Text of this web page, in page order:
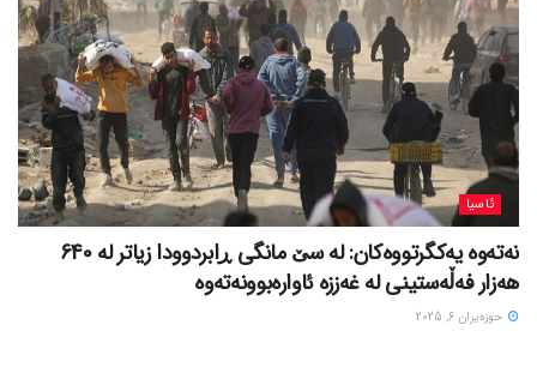
ئاسیا
نەتەوە یەکگرتووەکان: لە سێ مانگی ڕابردوودا زیاتر لە 640
هەزار فەڵەستینی لە غەززە ئاوارەبوونەتەوە
حوزه‌یران 6, 2025